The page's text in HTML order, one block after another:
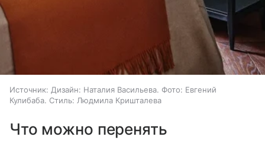
Источник: Дизайн: Наталия Васильева. Фото: Евгений
Кулибаба. Стиль: Людмила Кришталева
Что можно перенять